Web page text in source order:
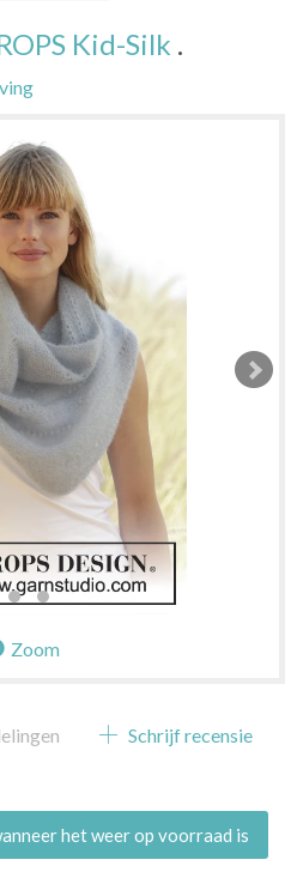
Kid-Silk .
Zoom
Schrijf recensie
het weer op voorraad is